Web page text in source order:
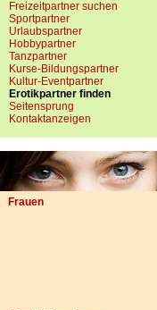
Freizeitpartner suchen
Sportpartner
Urlaubspartner
Hobbypartner
Tanzpartner
Kurse-Bildungspartner
Kultur-Eventpartner
Erotikpartner finden
Seitensprung
Kontaktanzeigen
Frauen